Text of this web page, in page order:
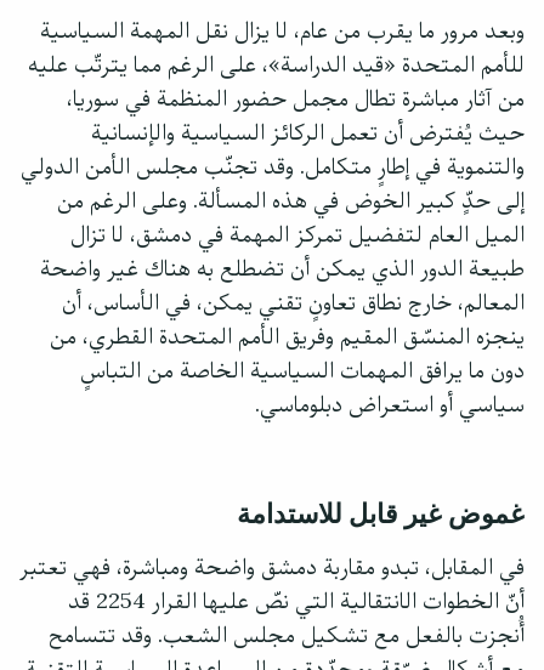
وبعد مرور ما يقرب من عام، لا يزال نقل المهمة السياسية
للأمم المتحدة «قيد الدراسة»، على الرغم مما يترتّب عليه
من آثار مباشرة تطال مجمل حضور المنظمة في سوريا،
حيث يُفترض أن تعمل الركائز السياسية والإنسانية
والتنموية في إطارٍ متكامل. وقد تجنّب مجلس الأمن الدولي
إلى حدٍّ كبير الخوض في هذه المسألة. وعلى الرغم من
الميل العام لتفضيل تمركز المهمة في دمشق، لا تزال
طبيعة الدور الذي يمكن أن تضطلع به هناك غير واضحة
المعالم، خارج نطاق تعاونٍ تقني يمكن، في الأساس، أن
ينجزه المنسّق المقيم وفريق الأمم المتحدة القطري، من
دون ما يرافق المهمات السياسية الخاصة من التباسٍ
سياسي أو استعراض دبلوماسي.
غموض غير قابل للاستدامة
في المقابل، تبدو مقاربة دمشق واضحة ومباشرة، فهي تعتبر
أنّ الخطوات الانتقالية التي نصّ عليها القرار 2254 قد
أُنجزت بالفعل مع تشكيل مجلس الشعب. وقد تتسامح